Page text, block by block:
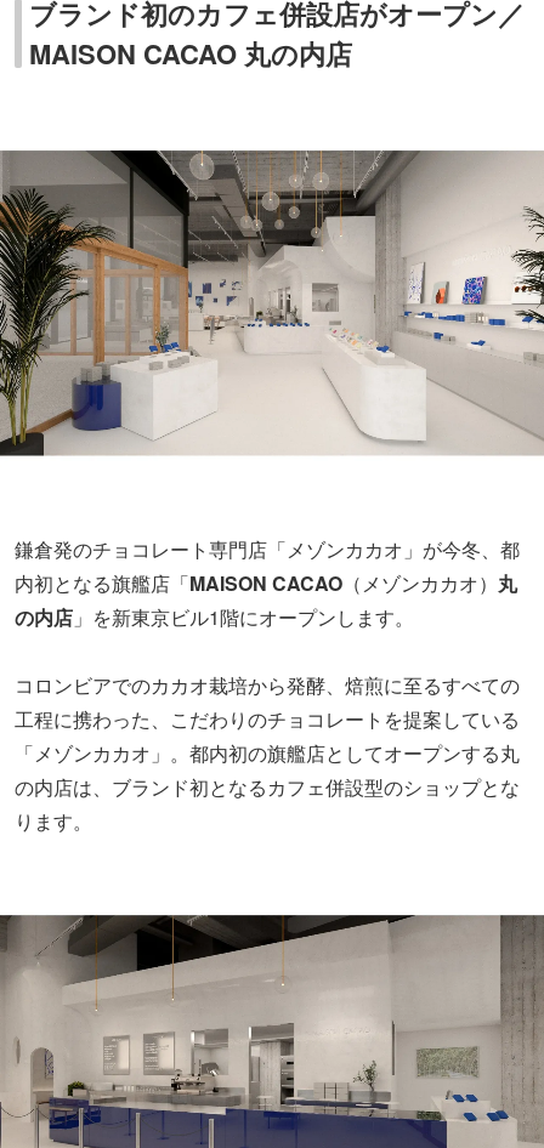
ブランド初のカフェ併設店がオープン／
MAISON CACAO 丸の内店
鎌倉発のチョコレート専門店「メゾンカカオ」が今冬、都
内初となる旗艦店「MAISON CACAO （メゾンカカオ） 丸
の内店 」を新東京ビル1階にオープンします。
コロンビアでのカカオ栽培から発酵、焙煎に至るすべての
工程に携わった、こだわりのチョコレートを提案している
「メゾンカカオ」。都内初の旗艦店としてオープンする丸
の内店は、ブランド初となるカフェ併設型のショップとな
ります。